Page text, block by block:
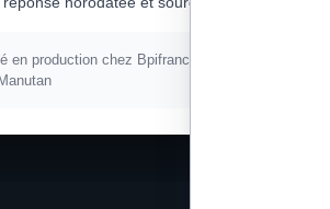
en production chez Bpifrance, L'Oréal,